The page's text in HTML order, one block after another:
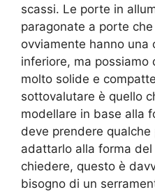
scassi. Le porte in
paragonate a porte
ovviamente hanno una
inferiore, ma possiamo
molto solide e
sottovalutare è quello
modellare in base alla
deve prendere
adattarlo alla forma
chiedere, questo è
bisogno di un